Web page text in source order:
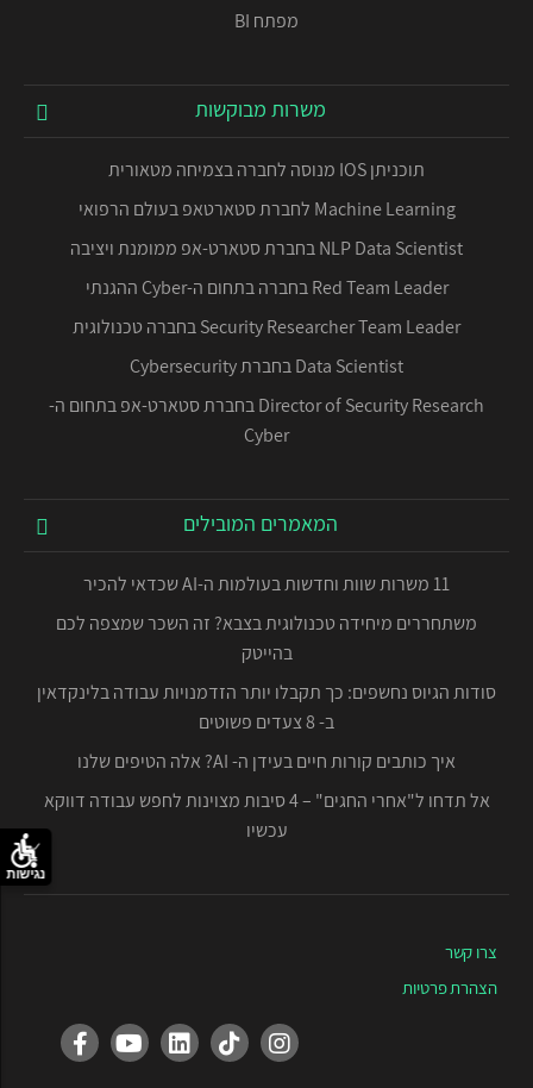
מפתח BI
משרות מבוקשות
תוכניתן IOS מנוסה לחברה בצמיחה מטאורית
Machine Learning לחברת סטארטאפ בעולם הרפואי
NLP Data Scientist בחברת סטארט-אפ ממומנת ויציבה
Red Team Leader בחברה בתחום ה-Cyber ההגנתי
Security Researcher Team Leader בחברה טכנולוגית
Data Scientist בחברת Cybersecurity
Director of Security Research בחברת סטארט-אפ בתחום ה-
Cyber
המאמרים המובילים
11 משרות שוות וחדשות בעולמות ה-AI שכדאי להכיר
משתחררים מיחידה טכנולוגית בצבא? זה השכר שמצפה לכם
בהייטק
סודות הגיוס נחשפים: כך תקבלו יותר הזדמנויות עבודה בלינקדאין
ב- 8 צעדים פשוטים
איך כותבים קורות חיים בעידן ה- AI? אלה הטיפים שלנו
אל תדחו ל"אחרי החגים" – 4 סיבות מצוינות לחפש עבודה דווקא
עכשיו
צרו קשר
הצהרת פרטיות
נגישות